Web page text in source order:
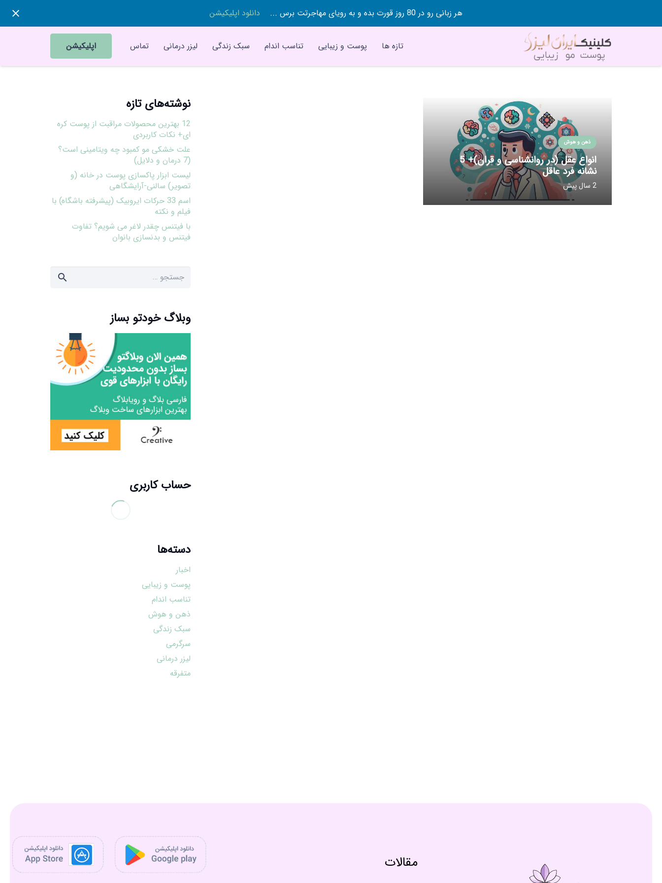
هر زبانی رو در 80 روز قورت بده و به رویای مهاجرتت برس ... دانلود اپلیکیشن
تازه ها پوست و زیبایی تناسب اندام سبک زندگی لیزر درمانی تماس اپلیکیشن
ذهن و هوش
انواع عقل (در روانشناسی و قران)+ 5
نشانه فرد عاقل
2 سال پیش
نوشته‌های تازه
12 بهترین محصولات مراقبت از پوست کره
ای+ نکات کاربردی
علت خشکی مو کمبود چه ویتامینی است؟
(7 درمان و دلایل)
لیست ابزار پاکسازی پوست در خانه (و
تصویر) سالنی-آرایشگاهی
اسم 33 حرکات ایروبیک (پیشرفته باشگاه) با
فیلم و نکته
با فیتنس چقدر لاغر می شویم؟ تفاوت
فیتنس و بدنسازی بانوان
جستجو
وبلاگ خودتو بساز
حساب کاربری
دسته‌ها
اخبار
پوست و زیبایی
تناسب اندام
ذهن و هوش
سبک زندگی
سرگرمی
لیزر درمانی
متفرقه
مقالات